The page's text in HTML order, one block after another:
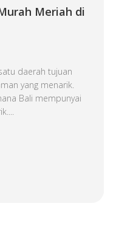
Meriah di
daerah tujuan
yang menarik.
Bali mempunyai